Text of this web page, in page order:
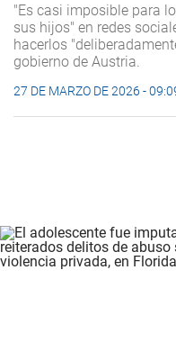
"Es casi imposible para
sus hijos" en redes
hacerlos
gobierno de Austria.
27 DE MARZO DE 2026 -